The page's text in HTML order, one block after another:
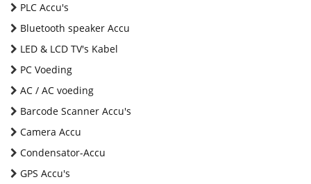
PLC Accu's
Bluetooth speaker Accu
LED & LCD TV's Kabel
PC Voeding
AC / AC voeding
Barcode Scanner Accu's
Camera Accu
Condensator-Accu
GPS Accu's